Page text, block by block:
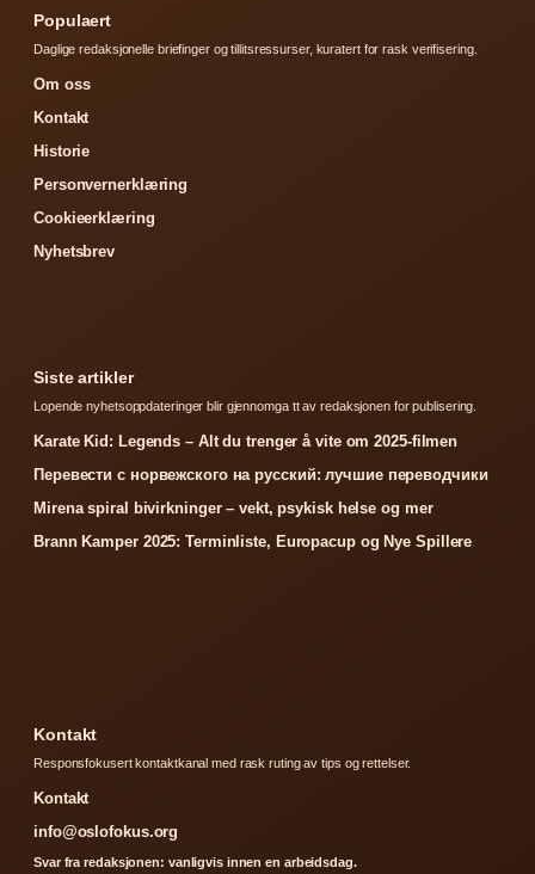
Populaert
Daglige redaksjonelle briefinger og tillitsressurser, kuratert for rask verifisering.
Om oss
Kontakt
Historie
Personvernerklæring
Cookieerklæring
Nyhetsbrev
Siste artikler
Lopende nyhetsoppdateringer blir gjennomga tt av redaksjonen for publisering.
Karate Kid: Legends – Alt du trenger å vite om 2025-filmen
Перевести с норвежского на русский: лучшие переводчики
Mirena spiral bivirkninger – vekt, psykisk helse og mer
Brann Kamper 2025: Terminliste, Europacup og Nye Spillere
Kontakt
Responsfokusert kontaktkanal med rask ruting av tips og rettelser.
Kontakt
info@oslofokus.org
Svar fra redaksjonen: vanligvis innen en arbeidsdag.